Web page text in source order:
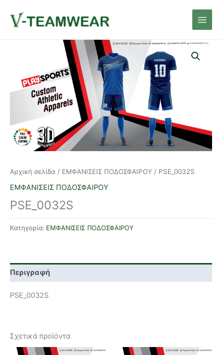
στο
περιεχόμενο
Main
Αρχική σελίδα / ΕΜΦΑΝΙΣΕΙΣ ΠΟΔΟΣΦΑΙΡΟΥ / PSE_0032S
ΕΜΦΑΝΙΣΕΙΣ ΠΟΔΟΣΦΑΙΡΟΥ
PSE_0032S
Κατηγορία: ΕΜΦΑΝΙΣΕΙΣ ΠΟΔΟΣΦΑΙΡΟΥ
Περιγραφή
PSE_0032S
Σχετικά προϊόντα